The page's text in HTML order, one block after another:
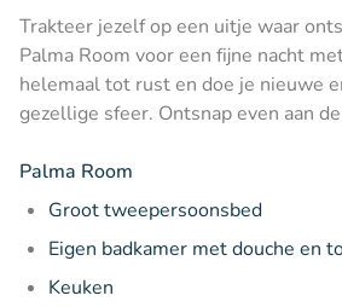
Trakteer jezelf op een uitje waar
Palma Room voor een fijne nacht
helemaal tot rust en doe je nieuwe
gezellige sfeer. Ontsnap even aan
Palma Room
Groot tweepersoonsbed
Eigen badkamer met douche en
Keuken